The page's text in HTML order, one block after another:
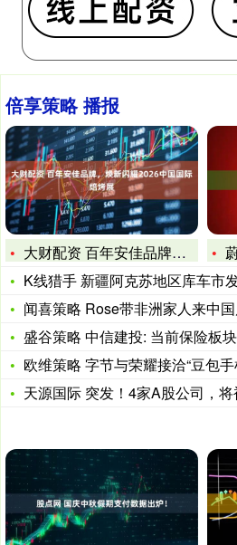
倍享策略 播报
大财配资 百年安佳品牌，焕新闪耀2026中国国际焙烤展
K线猎手 新疆阿克苏地区库车市发
闻喜策略 Rose带非洲家人来中国后
盛谷策略 中信建投: 当前保险板
欧维策略 字节与荣耀接洽“豆包手
天源国际 突发！4家A股公司，将